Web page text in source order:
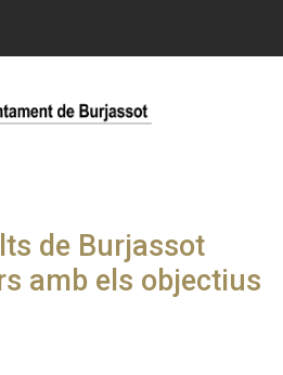
de Burjassot
amb els objectius